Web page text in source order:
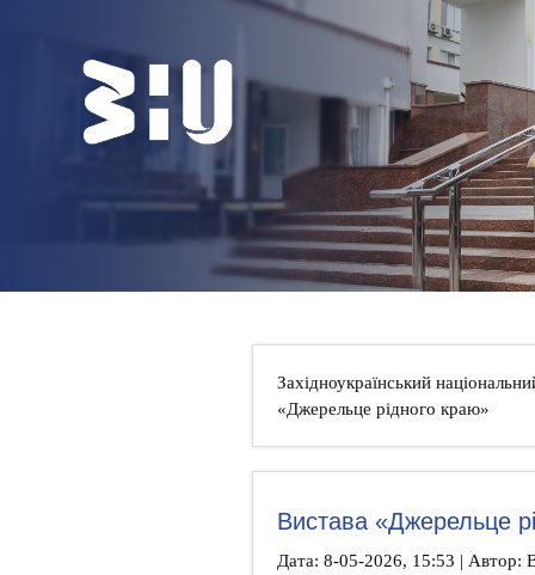
БІБЛІОТЕКА
НОВИНИ
Західноукраїнський
«Джерельце рідного краю»
Вистава «Джерельце
Дата: 8-05-2026, 15:53 | Автор: